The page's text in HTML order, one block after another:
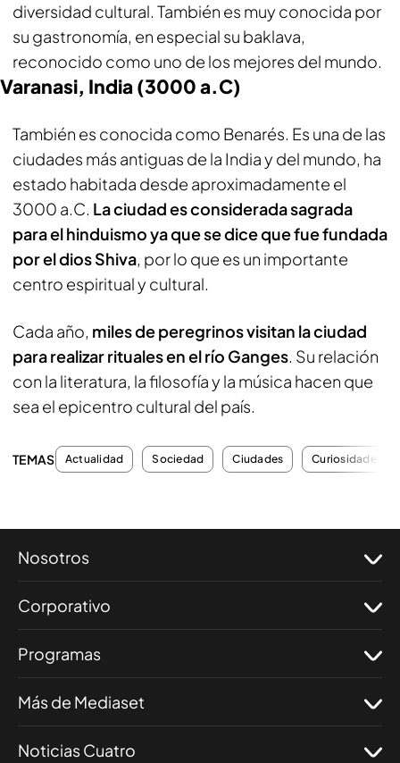
diversidad cultural. También es muy conocida por
su gastronomía, en especial su baklava,
reconocido como uno de los mejores del mundo.
Varanasi, India (3000 a.C)
También es conocida como Benarés. Es una de las
ciudades más antiguas de la India y del mundo, ha
estado habitada desde aproximadamente el
3000 a.C. La ciudad es considerada sagrada
para el hinduismo ya que se dice que fue fundada
por el dios Shiva, por lo que es un importante
centro espiritual y cultural.
Cada año, miles de peregrinos visitan la ciudad
para realizar rituales en el río Ganges. Su relación
con la literatura, la filosofía y la música hacen que
sea el epicentro cultural del país.
TEMAS Actualidad Sociedad Ciudades Curiosidades
Nosotros
Corporativo
Programas
Más de Mediaset
Noticias Cuatro